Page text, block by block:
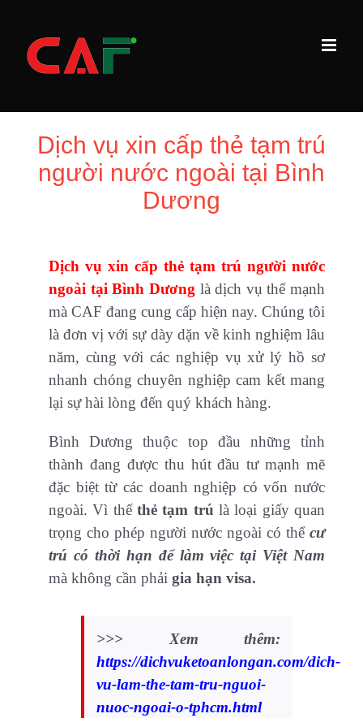
content
Dịch vụ xin cấp thẻ tạm trú
người nước ngoài tại Bình
Dương
Dịch vụ xin cấp thẻ tạm trú người nước
ngoài tại Bình Dương là dịch vụ thế mạnh
mà CAF đang cung cấp hiện nay. Chúng tôi
là đơn vị với sự dày dặn về kinh nghiệm lâu
năm, cùng với các nghiệp vụ xử lý hồ sơ
nhanh chóng chuyên nghiệp cam kết mang
lại sự hài lòng đến quý khách hàng.
Bình Dương thuộc top đầu những tỉnh
thành đang được thu hút đầu tư mạnh mẽ
đặc biệt từ các doanh nghiệp có vốn nước
ngoài. Vì thếthẻ tạm trú là loại giấy quan
trọng cho phép người nước ngoài có thể cư
trú có thời hạn để làm việc tại Việt Nam
mà không cần phải gia hạn visa.
>>> Xem thêm:
https://dichvuketoanlongan.com/dich-
vu-lam-the-tam-tru-nguoi-
nuoc-ngoai-o-tphcm.html